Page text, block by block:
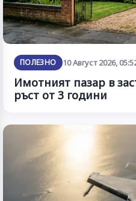
ПОЛЕЗНО 10 Август 2026,
Имотният пазар в
ръст от 3 години